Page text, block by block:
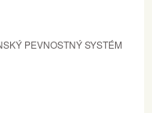
PEVNOSTNÝ SYSTÉM